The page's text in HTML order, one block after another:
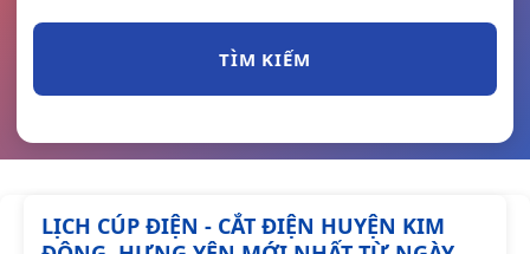
TÌM KIẾM
LỊCH CÚP ĐIỆN - CẮT ĐIỆN HUYỆN KIM